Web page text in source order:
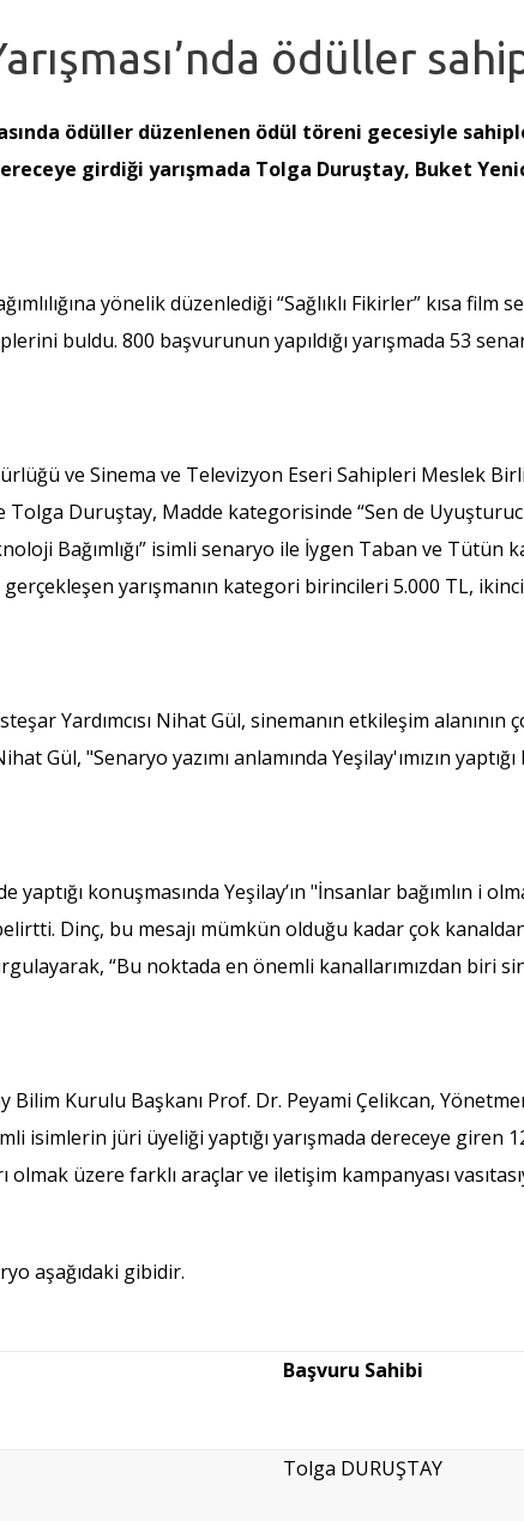
ödüller
ödüller düzenlenen ödül töreni gecesiyle
girdiği yarışmada Tolga Duruştay, Buket
yönelik düzenlediği “Sağlıklı Fikirler” kısa film
buldu. 800 başvurunun yapıldığı yarışmada 53
ve Sinema ve Televizyon Eseri Sahipleri Meslek
Duruştay, Madde kategorisinde “Sen de
Bağımlığı” isimli senaryo ile İygen Taban ve Tütün
yarışmanın kategori birincileri 5.000 TL,
Yardımcısı Nihat Gül, sinemanın etkileşim
Gül, "Senaryo yazımı anlamında Yeşilay'ımızın
konuşmasında Yeşilay’ın "İnsanlar bağımlın i
Dinç, bu mesajı mümkün olduğu kadar çok
“Bu noktada en önemli kanallarımızdan biri
Kurulu Başkanı Prof. Dr. Peyami Çelikcan,
isimlerin jüri üyeliği yaptığı yarışmada dereceye
üzere farklı araçlar ve iletişim kampanyası
aşağıdaki gibidir.
Başvuru Sahibi
Tolga DURUŞTAY